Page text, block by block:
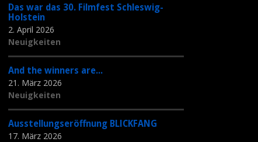
Das war das 30. Filmfest Schleswig-
Holstein
2. April 2026
Neuigkeiten
And the winners are...
21. März 2026
Neuigkeiten
Ausstellungseröffnung BLICKFANG
17. März 2026